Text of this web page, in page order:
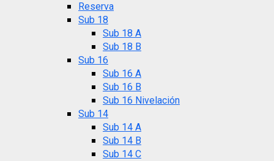
Reserva
Sub 18
Sub 18 A
Sub 18 B
Sub 16
Sub 16 A
Sub 16 B
Sub 16 Nivelación
Sub 14
Sub 14 A
Sub 14 B
Sub 14 C